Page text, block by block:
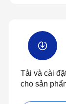
Tải và cài
cho sản